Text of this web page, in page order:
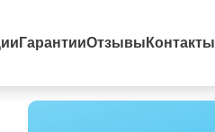
ГарантииОтзывы Контакты